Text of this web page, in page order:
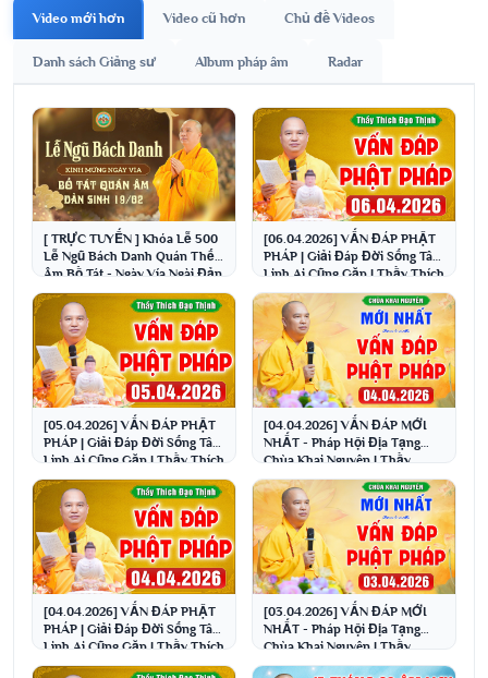
Video mới hơn Video cũ hơn Chủ đề Videos
Danh sách Giảng sư Album pháp âm Radar
[ TRỰC TUYẾN ] Khóa Lễ 500
Lễ Ngũ Bách Danh Quán Thế
Âm Bồ Tát - Ngày Vía Ngài Đản
Sinh 19/02 Â.L
[06.04.2026] VẤN ĐÁP PHẬT
PHÁP | Giải Đáp Đời Sống Tâm
Linh Ai Cũng Gặp | Thầy Thích
Đạo Thịnh
[05.04.2026] VẤN ĐÁP PHẬT
PHÁP | Giải Đáp Đời Sống Tâm
Linh Ai Cũng Gặp | Thầy Thích
Đạo Thịnh
[04.04.2026] VẤN ĐÁP MỚI
NHẤT - Pháp Hội Địa Tạng
Chùa Khai Nguyên | Thầy
Thích Đạo Thịnh
[04.04.2026] VẤN ĐÁP PHẬT
PHÁP | Giải Đáp Đời Sống Tâm
Linh Ai Cũng Gặp | Thầy Thích
Đạo Thịnh
[03.04.2026] VẤN ĐÁP MỚI
NHẤT - Pháp Hội Địa Tạng
Chùa Khai Nguyên | Thầy
Thích Đạo Thịnh